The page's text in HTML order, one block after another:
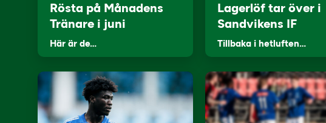
Rösta på Månadens
Tränare i juni
Här är de…
Lagerlöf tar över i
Sandvikens IF
Tillbaka i hetluften…